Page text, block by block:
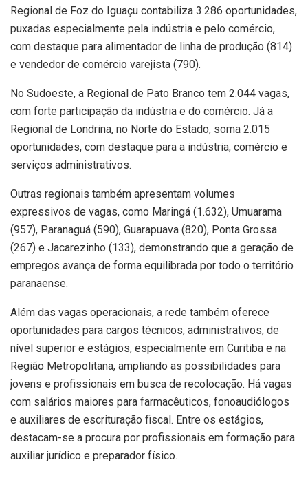
Regional de Foz do Iguaçu contabiliza 3.286 oportunidades,
puxadas especialmente pela indústria e pelo comércio,
com destaque para alimentador de linha de produção (814)
e vendedor de comércio varejista (790).
No Sudoeste, a Regional de Pato Branco tem 2.044 vagas,
com forte participação da indústria e do comércio. Já a
Regional de Londrina, no Norte do Estado, soma 2.015
oportunidades, com destaque para a indústria, comércio e
serviços administrativos.
Outras regionais também apresentam volumes
expressivos de vagas, como Maringá (1.632), Umuarama
(957), Paranaguá (590), Guarapuava (820), Ponta Grossa
(267) e Jacarezinho (133), demonstrando que a geração de
empregos avança de forma equilibrada por todo o território
paranaense.
Além das vagas operacionais, a rede também oferece
oportunidades para cargos técnicos, administrativos, de
nível superior e estágios, especialmente em Curitiba e na
Região Metropolitana, ampliando as possibilidades para
jovens e profissionais em busca de recolocação. Há vagas
com salários maiores para farmacêuticos, fonoaudiólogos
e auxiliares de escrituração fiscal. Entre os estágios,
destacam-se a procura por profissionais em formação para
auxiliar jurídico e preparador físico.